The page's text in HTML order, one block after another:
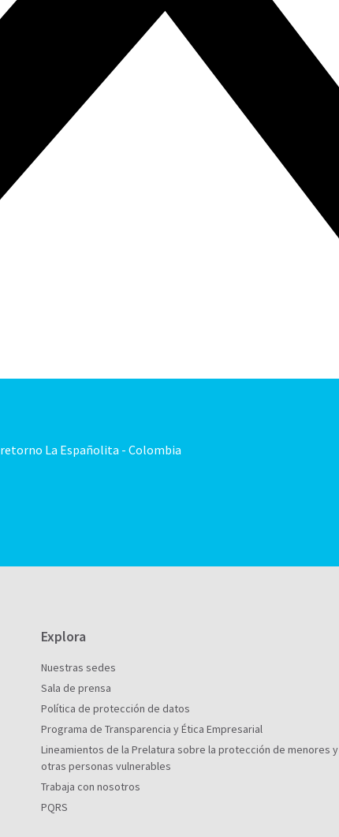
La Españolita - Colombia
Explora
Nuestras sedes
Sala de prensa
Política de protección de datos
Programa de Transparencia y Ética Empresarial
Lineamientos de la Prelatura sobre la protección de menores y
otras personas vulnerables
Trabaja con nosotros
PQRS